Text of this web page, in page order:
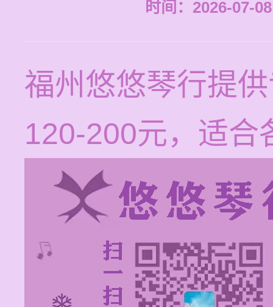
时间：2026-07-
福州悠悠琴行提
120-200元，适合